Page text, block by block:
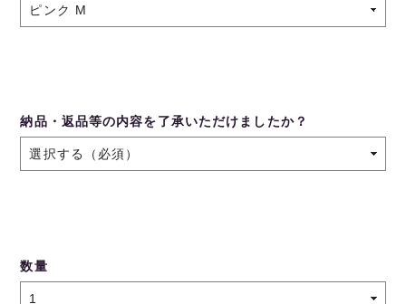
納品・返品等の内容を了承いただけましたか？
数量